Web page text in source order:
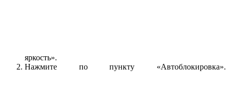
яркость».
Нажмите по пункту «Автоблокировка».